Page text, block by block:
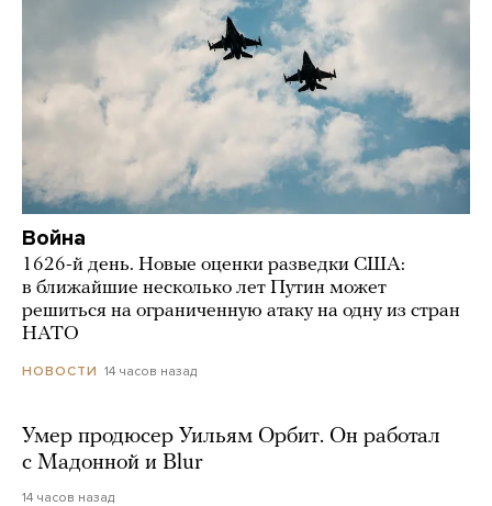
Война
1626-й день. Новые оценки разведки США:
в ближайшие несколько лет Путин может
решиться на ограниченную атаку на одну из стран
НАТО
НОВОСТИ 14 часов назад
Умер продюсер Уильям Орбит. Он работал
с Мадонной и Blur
14 часов назад